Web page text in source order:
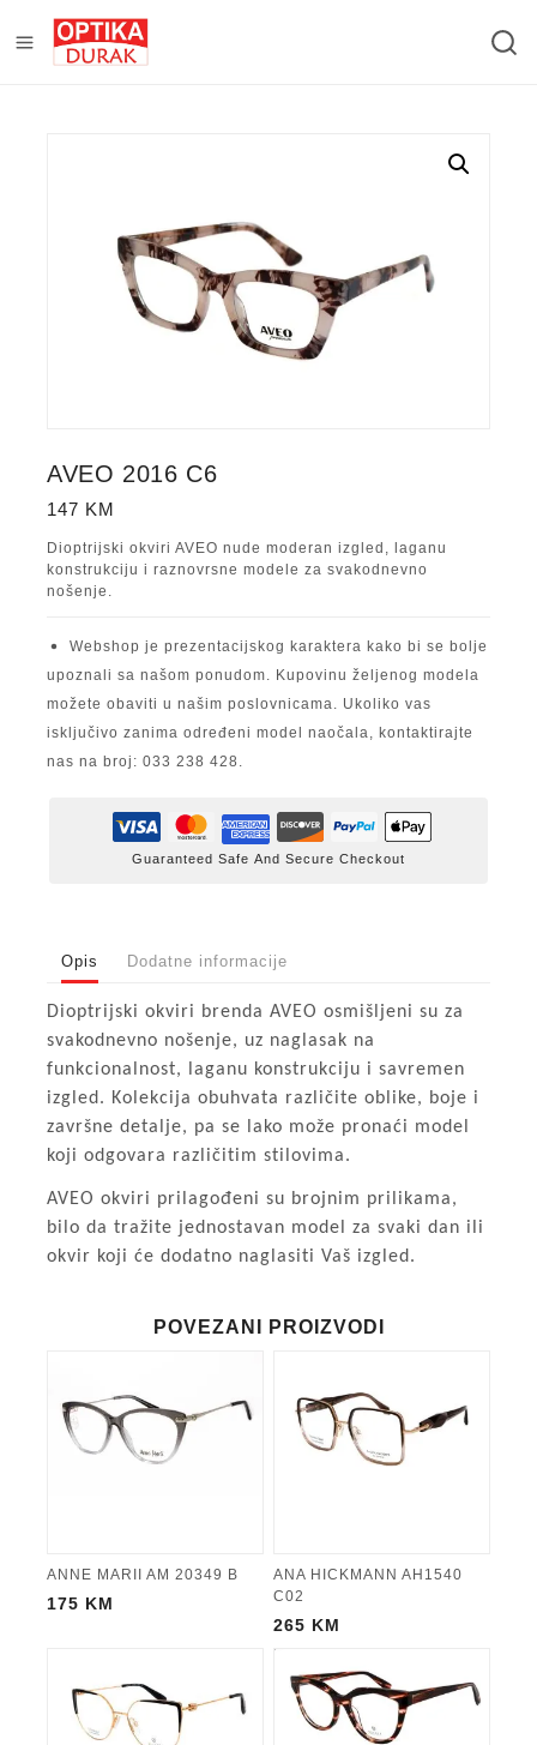
AVEO 2016 C6
147 KM
Dioptrijski okviri AVEO nude moderan izgled, laganu
konstrukciju i raznovrsne modele za svakodnevno
nošenje.
Webshop je prezentacijskog karaktera kako bi se bolje
upoznali sa našom ponudom. Kupovinu željenog modela
možete obaviti u našim poslovnicama. Ukoliko vas
isključivo zanima određeni model naočala, kontaktirajte
nas na broj: 033 238 428.
Guaranteed Safe And Secure Checkout
Opis Dodatne informacije
Dioptrijski okviri brenda AVEO osmišljeni su za
svakodnevno nošenje, uz naglasak na
funkcionalnost, laganu konstrukciju i savremen
izgled. Kolekcija obuhvata različite oblike, boje i
završne detalje, pa se lako može pronaći model
koji odgovara različitim stilovima.
AVEO okviri prilagođeni su brojnim prilikama,
bilo da tražite jednostavan model za svaki dan ili
okvir koji će dodatno naglasiti Vaš izgled.
POVEZANI PROIZVODI
ANNE MARII AM 20349 B
175 KM
ANA HICKMANN AH1540
C02
265 KM